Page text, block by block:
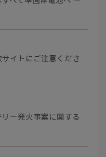
サイトにご注意くださ
ー発火事案に関する